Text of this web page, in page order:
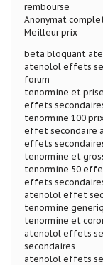
rembourse
Anonymat
Meilleur prix
beta bloquant
atenolol effets
forum
tenormine et
effets
tenormine 100
effet secondaire
effets
tenormine et
tenormine 50
effets
atenolol effet
tenormine
tenormine et
atenolol effets
secondaires
atenolol effets